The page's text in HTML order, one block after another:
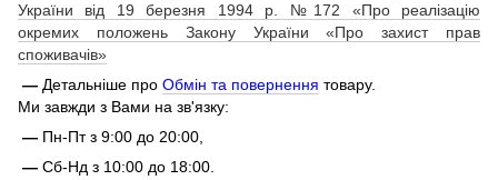
України від 19 березня 1994 р. №172 «Про реалізацію
окремих положень Закону України «Про захист прав
споживачів»
— Детальніше про Обмін та повернення товару.
Ми завжди з Вами на зв'язку:
— Пн-Пт з 9:00 до 20:00,
— Сб-Нд з 10:00 до 18:00.